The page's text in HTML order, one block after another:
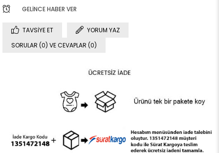
GELINCE HABER VER
TAVSIYE ET
YORUM YAZ
SORULAR (0) VE CEVAPLAR (0)